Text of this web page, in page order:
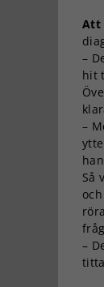
Att
–
hit
–
Så
–